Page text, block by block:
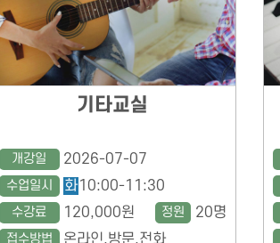
기타교실
개강일 2026-07-07
수업일시 화10:00-11:30
수강료 120,000원 정원 20명
접수방법 온라인,방문,전화